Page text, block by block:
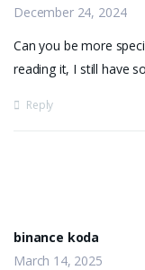
December 24, 2024
Can you be more
reading it, I still have
Reply
binance koda
March 14, 2025